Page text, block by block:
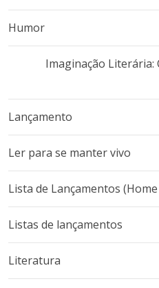
Humor
Imaginação Literária:
Lançamento
Ler para se manter vivo
Lista de Lançamentos
Listas de lançamentos
Literatura